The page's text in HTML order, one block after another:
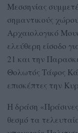
Μεσσηνίας
σημαντικούς
Αρχαιολογικό
ελεύθερη είσοδο
21 και την
Θολωτός Τάφος
επισκέπτες την
Η δράση
θεσμό τα